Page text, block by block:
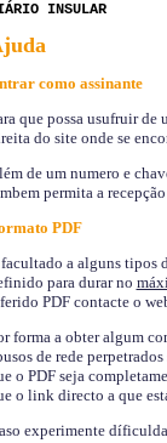
INSULAR
como assinante
que possa usufruir de
do site onde se
de um numero e
permita a
PDF
a alguns tipos
para durar no
PDF contacte o
forma a obter algum
de rede
o PDF seja
o link directo a que
experimente